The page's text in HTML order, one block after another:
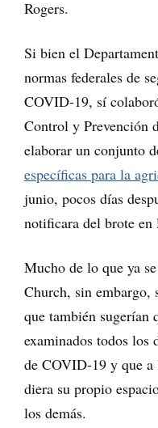
Rogers.
Si bien el
normas federales de
COVID-19, sí
Control y Prevención
elaborar un conjunto
específicas para la
junio, pocos días
notificara del brote en
Mucho de lo que ya
Church, sin embargo,
que también sugerían
examinados todos los
de COVID-19 y que a
diera su propio
los demás.